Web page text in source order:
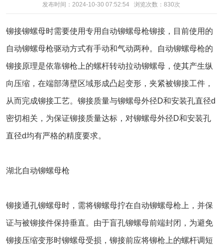
发布时间：2024-10-30 07:52:54 浏览次数：830次
铆接铆螺母时需要使用专用自动铆螺母枪铆接，目前使用的
自动铆螺母枪驱动方式有手动和气动两种。自动铆螺母枪的
铆接原理是依靠铆枪上的螺杆转动拉动铆螺母，使其产生纵
向压缩，在端部薄壁区域形成凸起变形，夹紧被铆接工件，
从而完成铆接工艺。铆接质量与铆螺母外径D和安装孔直径d
密切相关，为保证铆接质量达标，对铆螺母外径D和安装孔
直径d均有严格的精度要求。
湖北自动铆螺母枪
铆接通孔铆螺母时，需将铆螺母拧在自动铆螺母枪上，并保
证与被铆接件保持垂直。由于盲孔铆螺母前端封闭，为避免
铆接压缩变形时铆螺母受损，铆接前应将铆枪上的螺杆调短